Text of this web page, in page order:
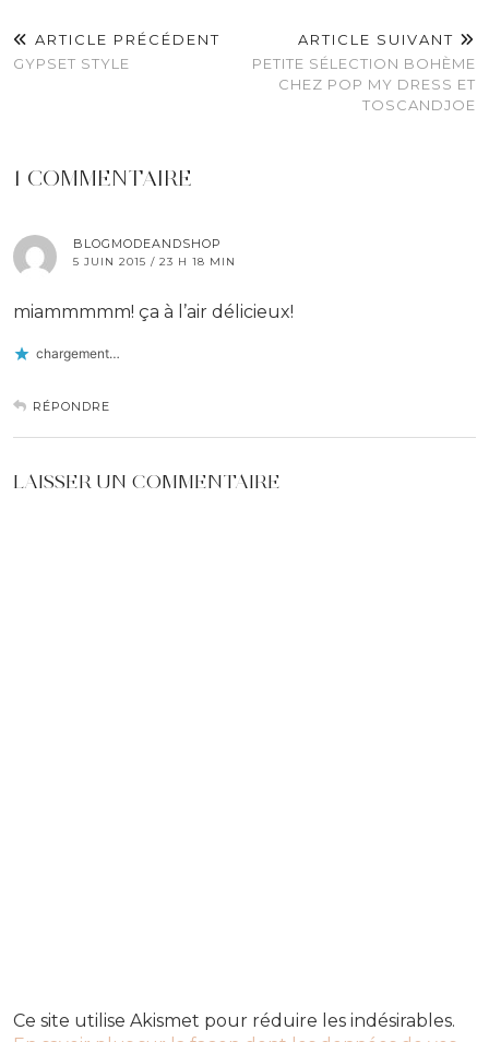
ARTICLE PRÉCÉDENT
GYPSET STYLE
ARTICLE SUIVANT
PETITE SÉLECTION BOHÈME
CHEZ POP MY DRESS ET
TOSCANDJOE
1 COMMENTAIRE
BLOGMODEANDSHOP
5 JUIN 2015 / 23 H 18 MIN
miammmmm! ça à l’air délicieux!
chargement…
RÉPONDRE
LAISSER UN COMMENTAIRE
Ce site utilise Akismet pour réduire les indésirables.